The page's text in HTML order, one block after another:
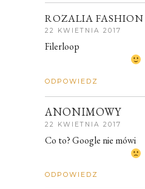
ROZALIA FASHION
22 KWIETNIA 2017
Filerloop
ODPOWIEDZ
ANONIMOWY
22 KWIETNIA 2017
Co to? Google nie mówi
ODPOWIEDZ